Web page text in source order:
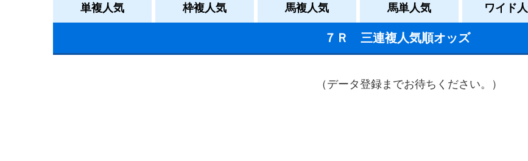
単複人気 枠複人気 馬複人気 馬単人気 ワイド
７Ｒ 三連複人気順オッズ
（データ登録までお待ちください。）